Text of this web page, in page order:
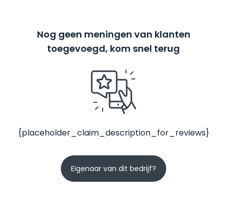
Nog geen meningen van klanten
toegevoegd, kom snel terug
{placeholder_claim_description_for_reviews}
Eigenaar van dit bedrijf?